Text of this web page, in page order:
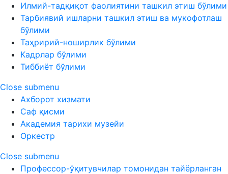
Илмий-тадқиқот фаолиятини ташкил этиш бўлими
Тарбиявий ишларни ташкил этиш ва мукофотлаш
бўлими
Таҳририй-ноширлик бўлими
Кадрлар бўлими
Тиббиёт бўлими
Close submenu
Ахборот хизмати
Саф қисми
Академия тарихи музейи
Оркестр
Close submenu
Профессор-ўқитувчилар томонидан тайёрланган